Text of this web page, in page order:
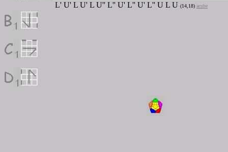
L' U' L U' L U'' L'' U' L'' U' L'' U L U (14,18) acube